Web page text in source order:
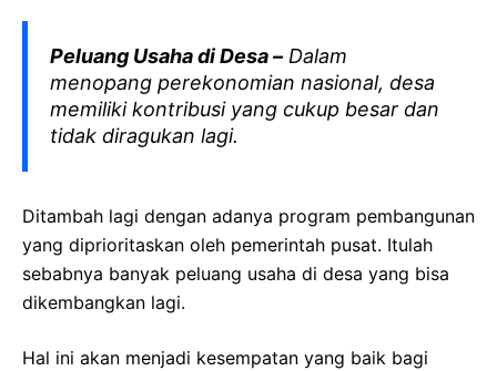
Peluang Usaha di Desa –Dalam
menopang perekonomian nasional, desa
memiliki kontribusi yang cukup besar dan
tidak diragukan lagi.
Ditambah lagi dengan adanya program pembangunan
yang diprioritaskan oleh pemerintah pusat. Itulah
sebabnya banyak peluang usaha di desa yang bisa
dikembangkan lagi.
Hal ini akan menjadi kesempatan yang baik bagi